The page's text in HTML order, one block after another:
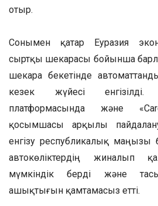
отыр.
Сонымен қатар Еуразия
сыртқы шекарасы бойынша
шекара бекетінде
кезек жүйесі
платформасында және
қосымшасы арқылы
енгізу республикалық
автокөліктердің жиналып
мүмкіндік берді және
ашықтығын қамтамасыз етті.